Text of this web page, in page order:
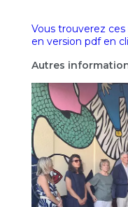
Vous trouverez
en version pdf en
Autres